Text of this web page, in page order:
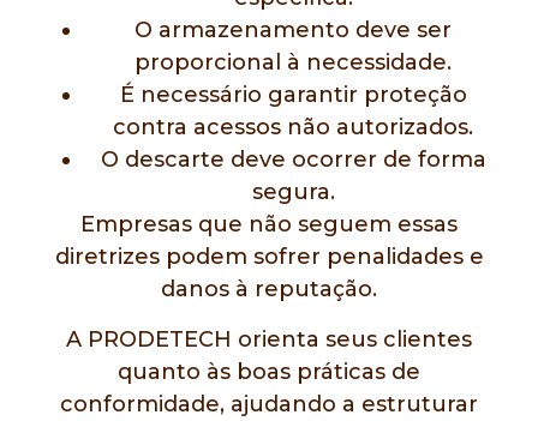
O armazenamento deve ser
proporcional à necessidade.
É necessário garantir proteção
contra acessos não autorizados.
O descarte deve ocorrer de forma
segura.
Empresas que não seguem essas
diretrizes podem sofrer penalidades e
danos à reputação.
A PRODETECH orienta seus clientes
quanto às boas práticas de
conformidade, ajudando a estruturar